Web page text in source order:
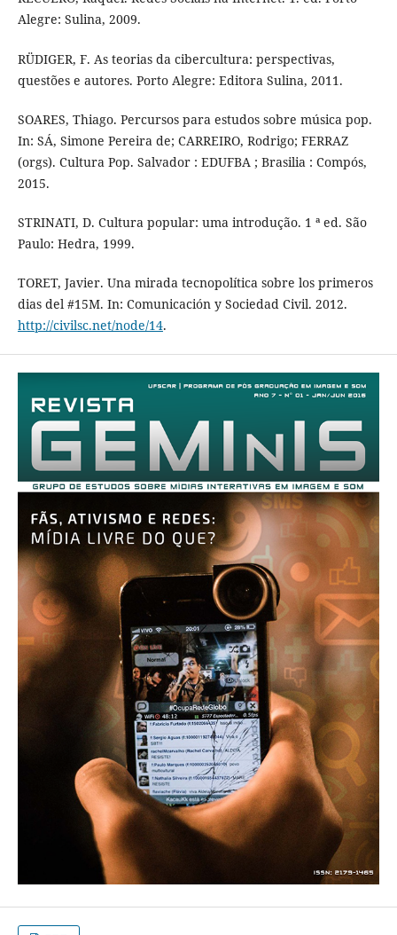
Alegre: Sulina, 2009.
RÜDIGER, F. As teorias da cibercultura: perspectivas,
questões e autores. Porto Alegre: Editora Sulina, 2011.
SOARES, Thiago. Percursos para estudos sobre música pop.
In: SÁ, Simone Pereira de; CARREIRO, Rodrigo; FERRAZ
(orgs). Cultura Pop. Salvador : EDUFBA ; Brasilia : Compós,
2015.
STRINATI, D. Cultura popular: uma introdução. 1 ª ed. São
Paulo: Hedra, 1999.
TORET, Javier. Una mirada tecnopolítica sobre los primeros
dias del #15M. In: Comunicación y Sociedad Civil. 2012.
http://civilsc.net/node/14.